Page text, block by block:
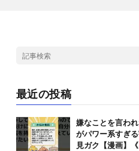
最近の投稿
嫌なことを言わ
がパワー系すぎ
見ガク【漫画】